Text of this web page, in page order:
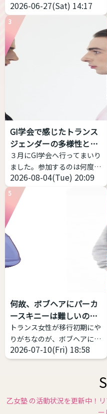
ランドだと丈が短い、大きな
サイズがなくて困っているこ
とだと思います。 そこで、高
身長・プラスサイズのトラン
スジェンダー女性におススメ
できるファッションブランド
を私のコメントつきで７つほ
女性におススメするファッシ
ョンブランド Nissen - SMILE
LAND（ニッセン スマイルラ
ンド） 日本の通販老舗が展開
する、「大きいサイズ」の専
門ブランドです • ...
2026-06-27(Sat) 14:17
3
GI学会で感じたトランス
ジェンダーの多様性と包
括性
３月にGI学会へ行ってまいり
ました。参加するのは何度目
かなのですが、トランスジェ
ンダー女性当事者から見ても
当事者の幅の広さを感じて、
記事にしようと思い立ちまし
括的な意味をもつ表現 トラン
スジェンダーとは、何らかの
形で性別移行をする者すべて
を包摂する用語であり、その
学会は「性別不合学会」です
から「性別不合」に対象が限
定されるとしても、「性別不
合」の現れ方は多様であり、
それに対する対処（治療）
2026-08-04(Tue) 20:09
5
何故、ボブヘアにパーカ
ースキニーは難しいの
か？
トランス女性が移行初期にや
りがちなのが、ボブヘアにパ
ーカー、スキニー(またはタ
イツ)、スニーカーの三種の
しい。中性、ナチュラルな女
性に寄せようとしてミスって
るケースをよく見ます。 解説
2026-07-10(Fri) 18:58
乙女塾 の活動状況を更新中！